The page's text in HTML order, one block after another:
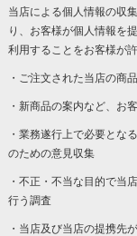
当店による個人情報の収
り、お客様が個人情報を
利用することをお客様が
・ご注文された当店の商
・新商品の案内など、お
・業務遂行上で必要とな
のための意見収集
・不正・不当な目的で当
行う調査
・当店及び当店の提携先